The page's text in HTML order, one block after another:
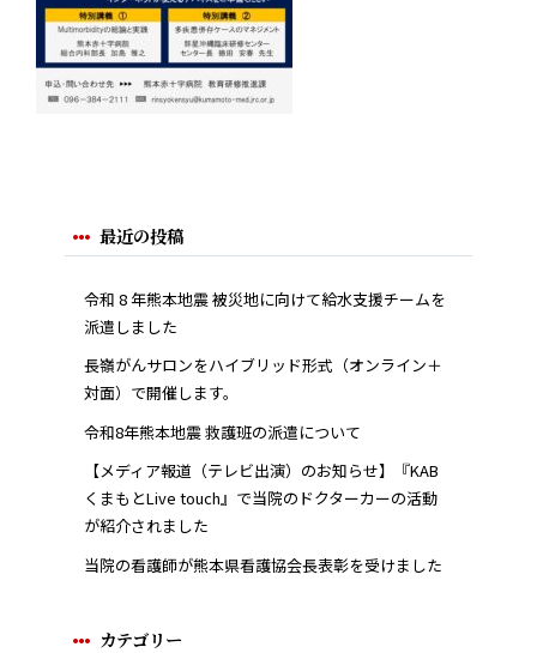
最近の投稿
令和 8 年熊本地震 被災地に向けて給水支援チームを
派遣しました
長嶺がんサロンをハイブリッド形式（オンライン＋
対面）で開催します。
令和8年熊本地震 救護班の派遣について
【メディア報道（テレビ出演）のお知らせ】『KAB
くまもとLive touch』で当院のドクターカーの活動
が紹介されました
当院の看護師が熊本県看護協会長表彰を受けました
カテゴリー